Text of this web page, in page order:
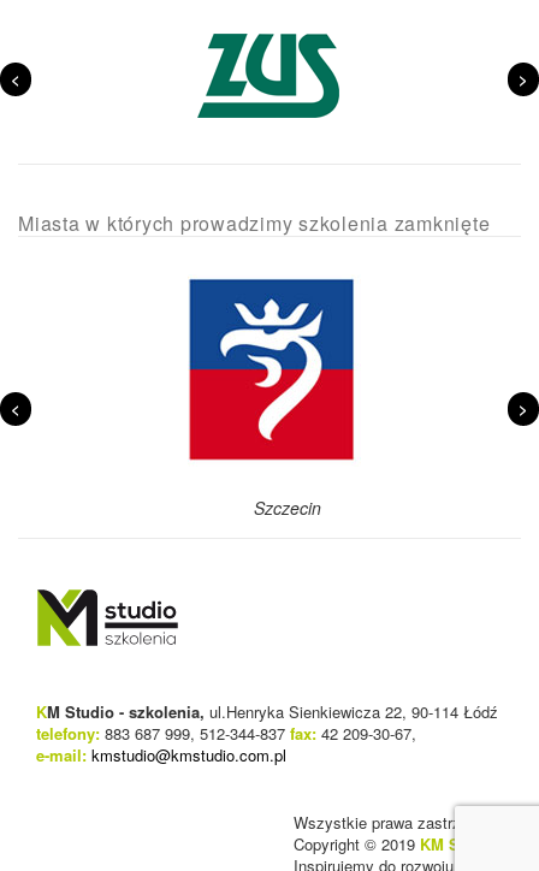
< >
Miasta w których prowadzimy szkolenia zamknięte
Szczecin
< >
KM Studio - szkolenia, ul.Henryka Sienkiewicza 22, 90-114 Łódź
telefony: 883 687 999, 512-344-837 fax: 42 209-30-67,
e-mail: kmstudio@kmstudio.com.pl
Wszystkie prawa zastrzeżone
Copyright © 2019 KM Studio
Inspirujemy do rozwoju